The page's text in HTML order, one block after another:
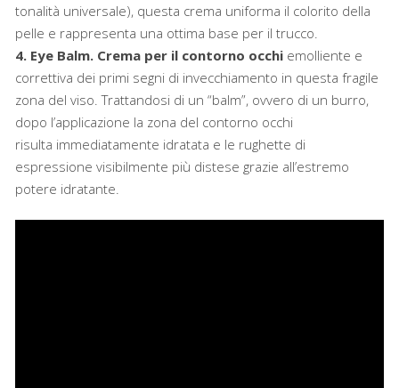
tonalità universale), questa crema uniforma il colorito della
pelle e rappresenta una ottima base per il trucco.
4. Eye Balm. Crema per il contorno occhi emolliente e
correttiva dei primi segni di invecchiamento in questa fragile
zona del viso. Trattandosi di un “balm”, ovvero di un burro,
dopo l’applicazione la zona del contorno occhi
risulta immediatamente idratata e le rughette di
espressione visibilmente più distese grazie all’estremo
potere idratante.